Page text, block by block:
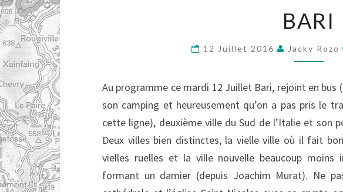
BARI
12 Juillet 2016 Jacky Rozo
Au programme ce mardi 12 Juillet Bari, rejoint en bus
son camping et heureusement qu’on a pas pris le
cette ligne), deuxième ville du Sud de l’Italie et son
Deux villes bien distinctes, la vielle ville où il fait
vielles ruelles et la ville nouvelle beaucoup moins
formant un damier (depuis Joachim Murat). Ne